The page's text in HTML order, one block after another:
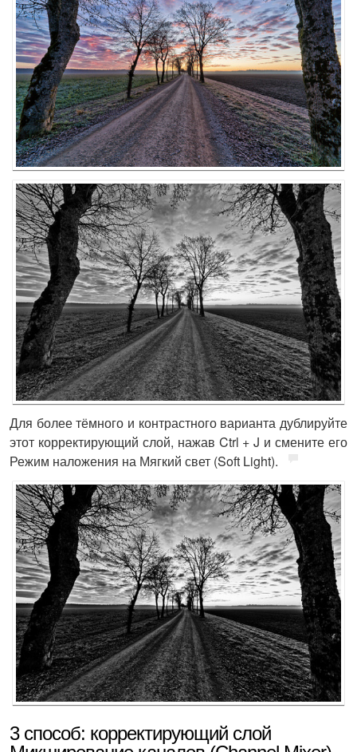
Для более тёмного и контрастного варианта дублируйте
этот корректирующий слой, нажав Ctrl + J и смените его
Режим наложения на Мягкий свет (Soft Light).
3 способ: корректирующий слой